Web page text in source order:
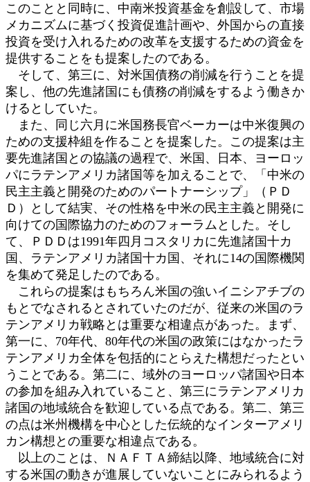
このことと同時に、中南米投資基金を創設して、市場
メカニズムに基づく投資促進計画や、外国からの直接
投資を受け入れるための改革を支援するための資金を
提供することをも提案したのである。
そして、第三に、対米国債務の削減を行うことを提
案し、他の先進諸国にも債務の削減をするよう働きか
けるとしていた。
また、同じ六月に米国務長官ベーカーは中米復興の
ための支援枠組を作ることを提案した。この提案は主
要先進諸国との協議の過程で、米国、日本、ヨーロッ
パにラテンアメリカ諸国等を加えることで、「中米の
民主主義と開発のためのパートナーシップ」（ＰＤ
Ｄ）として結実、その性格を中米の民主主義と開発に
向けての国際協力のためのフォーラムとした。そし
て、ＰＤＤは1991年四月コスタリカに先進諸国十カ
国、ラテンアメリカ諸国十カ国、それに14の国際機関
を集めて発足したのである。
これらの提案はもちろん米国の強いイニシアチブの
もとでなされるとされていたのだが、従来の米国のラ
テンアメリカ戦略とは重要な相違点があった。まず、
第一に、70年代、80年代の米国の政策にはなかったラ
テンアメリカ全体を包括的にとらえた構想だったとい
うことである。第二に、域外のヨーロッパ諸国や日本
の参加を組み入れていること、第三にラテンアメリカ
諸国の地域統合を歓迎している点である。第二、第三
の点は米州機構を中心とした伝統的なインターアメリ
カン構想との重要な相違点である。
以上のことは、ＮＡＦＴＡ締結以降、地域統合に対
する米国の動きが進展していないことにみられるよう